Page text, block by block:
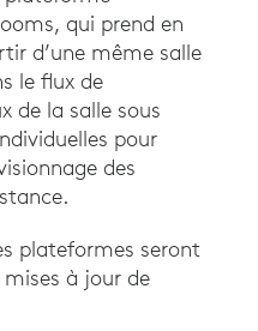
qui prend en
d’une même salle
le flux de
de la salle sous
pour
des
plateformes seront
à jour de